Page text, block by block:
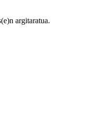
argitaratua.